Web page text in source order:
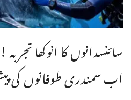
سائنسدانوں کا انوکھا
اب سمندری طوفانوں کی